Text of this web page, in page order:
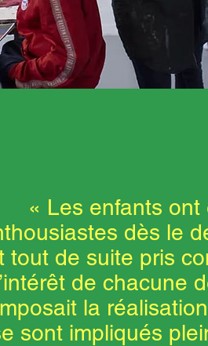
« Les enfants ont
dès le
tout de suite pris
de chacune
la
sont impliqués